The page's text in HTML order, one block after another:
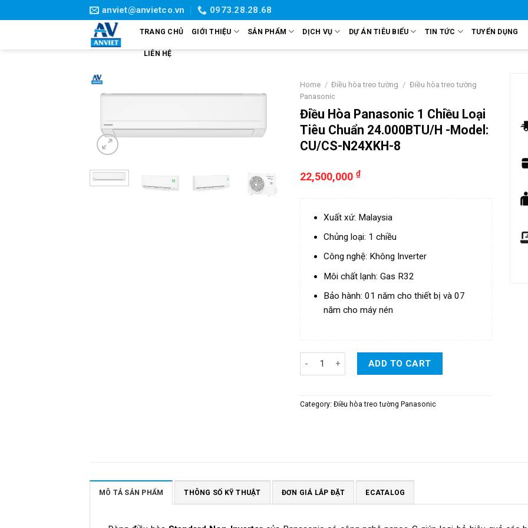
to
anviet@anvietco.vn 0973.28.28.68
TRANG CHỦ GIỚI THIỆU SẢN PHẨM DỊCH VỤ DỰ ÁN TIÊU BIỂU TIN TỨC TUYỂN DỤNG
LIÊN HỆ
Home / Điều hòa treo tường / Điều hòa treo tường
Panasonic
Điều Hòa Panasonic 1 Chiều Loại
Tiêu Chuẩn 24.000BTU/H -Model:
CU/CS-N24XKH-8
22,500,000 ₫
Xuất xứ: Malaysia
Chủng loại: 1 chiều
Công nghệ: Không Inverter
Môi chất lạnh: Gas R32
Bảo hành: 01 năm cho thiết bị và 07
năm cho máy nén
Điều Hòa Panasonic 1 Chiều Loại Tiêu Chuẩn 24.000BTU/H
ADD TO CART
Category: Điều hòa treo tường Panasonic
MÔ TẢ SẢN PHẨM THÔNG SỐ KỸ THUẬT ĐƠN GIÁ LẮP ĐẶT ECATALOG